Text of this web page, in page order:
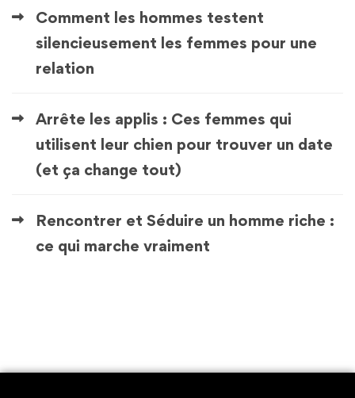
Comment les hommes testent
silencieusement les femmes pour une
relation
Arrête les applis : Ces femmes qui
utilisent leur chien pour trouver un date
(et ça change tout)
Rencontrer et Séduire un homme riche :
ce qui marche vraiment